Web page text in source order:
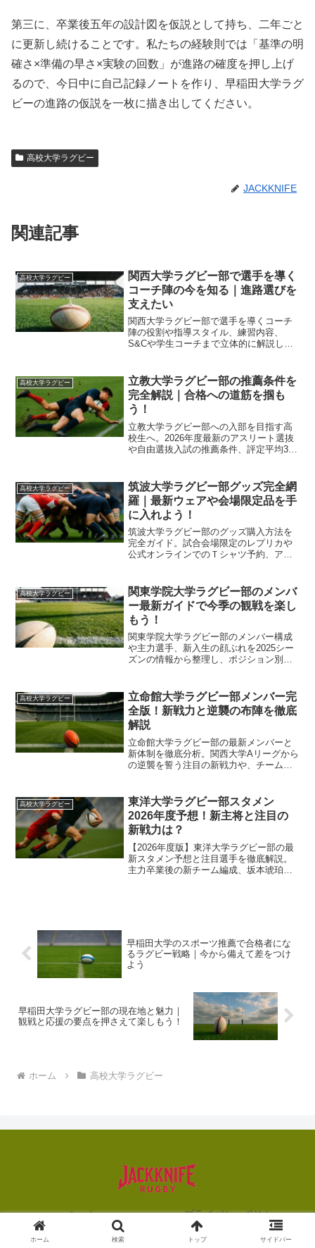
第三に、卒業後五年の設計図を仮説として持ち、二年ごと
に更新し続けることです。私たちの経験則では「基準の明
確さ×準備の早さ×実験の回数」が進路の確度を押し上げ
るので、今日中に自己記録ノートを作り、早稲田大学ラグ
ビーの進路の仮説を一枚に描き出してください。
高校大学ラグビー
JACKKNIFE
関連記事
高校大学ラグビー
関西大学ラグビー部で選手を導く
コーチ陣の今を知る｜進路選びを
支えたい
関西大学ラグビー部で選手を導くコーチ
陣の役割や指導スタイル、練習内容、
S&Cや学生コーチまで立体的に解説しま
比較検討できるようになることを目指し
た記事です。2026シーズンを見据えた視
点も交えて紹介します。
高校大学ラグビー
立教大学ラグビー部の推薦条件を
完全解説｜合格への道筋を掴も
う！
立教大学ラグビー部への入部を目指す高
校生へ。2026年度最新のアスリート選抜
や自由選抜入試の推薦条件、評定平均3.5
成長したいあなたの疑問を解決します。
高校大学ラグビー
筑波大学ラグビー部グッズ完全網
羅｜最新ウェアや会場限定品を手
に入れよう！
筑波大学ラグビー部のグッズ購入方法を
完全ガイド。試合会場限定のレプリカや
公式オンラインでのＴシャツ予約、アン
まとい、選手たちに熱い声援を送りまし
ょう。最新情報も網羅。
高校大学ラグビー
関東学院大学ラグビー部のメンバ
ー最新ガイドで今季の観戦を楽し
もう！
関東学院大学ラグビー部のメンバー構成
や主力選手、新入生の顔ぶれを2025シー
ズンの情報から整理し、ポジション別の
きる内容です。初めて観戦する人にも分
かりやすく整理しました。
高校大学ラグビー
立命館大学ラグビー部メンバー完
全版！新戦力と逆襲の布陣を徹底
解説
立命館大学ラグビー部の最新メンバーと
新体制を徹底分析。関西大学Aリーグから
の逆襲を誓う注目の新戦力や、チームを
戦前に知っておきたいチームの特徴と今
後の展望もあわせて紹介。
高校大学ラグビー
東洋大学ラグビー部スタメン
2026年度予想！新主将と注目の
新戦力は？
【2026年度版】東洋大学ラグビー部の最
新スタメン予想と注目選手を徹底解説。
主力卒業後の新チーム編成、坂本琥珀ら
早稲田大学のスポーツ推薦で合格者にな
るラグビー戦略｜今から備えて差をつけ
よう
早稲田大学ラグビー部の現在地と魅力｜
観戦と応援の要点を押さえて楽しもう！
ホーム 高校大学ラグビー
ホーム
プライバシーポリシー
ホーム 検索 トップ サイドバー